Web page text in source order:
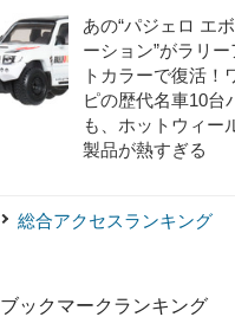
あの“パジェロ エ
ーション”がラリー
トカラーで復活！
ピの歴代名車10台
も、ホットウィー
製品が熱すぎる
総合アクセスランキング
ブックマークランキング